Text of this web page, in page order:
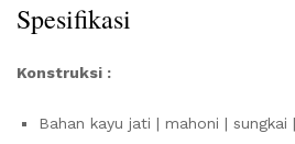
Spesifikasi
Konstruksi :
Bahan kayu jati | mahoni | sungkai